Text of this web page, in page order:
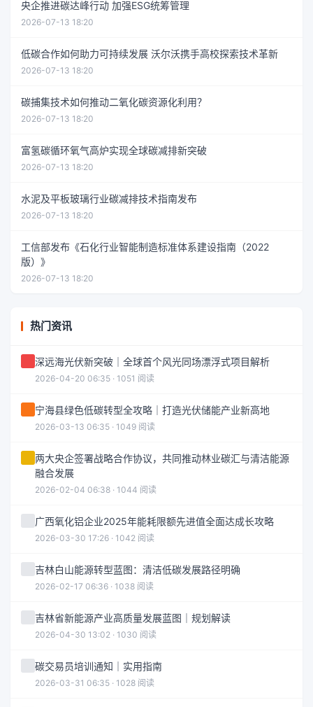
央企推进碳达峰行动 加强ESG统筹管理
2026-07-13 18:20
低碳合作如何助力可持续发展 沃尔沃携手高校探索技术革新
2026-07-13 18:20
碳捕集技术如何推动二氧化碳资源化利用？
2026-07-13 18:20
富氢碳循环氧气高炉实现全球碳减排新突破
2026-07-13 18:20
水泥及平板玻璃行业碳减排技术指南发布
2026-07-13 18:20
工信部发布《石化行业智能制造标准体系建设指南（2022
版）》
2026-07-13 18:20
热门资讯
深远海光伏新突破｜全球首个风光同场漂浮式项目解析
2026-04-20 06:35 · 1051 阅读
宁海县绿色低碳转型全攻略｜打造光伏储能产业新高地
2026-03-13 06:35 · 1049 阅读
两大央企签署战略合作协议，共同推动林业碳汇与清洁能源
融合发展
2026-02-04 06:38 · 1044 阅读
广西氧化铝企业2025年能耗限额先进值全面达成长攻略
2026-03-30 17:26 · 1042 阅读
吉林白山能源转型蓝图：清洁低碳发展路径明确
2026-02-17 06:36 · 1038 阅读
吉林省新能源产业高质量发展蓝图｜规划解读
2026-04-30 13:02 · 1030 阅读
碳交易员培训通知｜实用指南
2026-03-31 06:35 · 1028 阅读